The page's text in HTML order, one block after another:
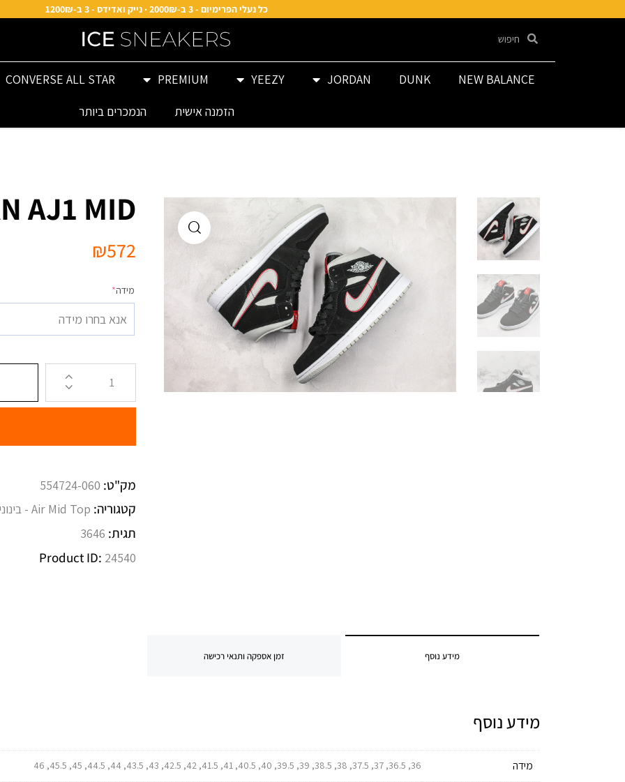
כל נעלי הפרימיום - 3 ב-2000₪ · נייק ואדידס - 3 ב-1200₪
NEW BALANCE
DUNK
JORDAN
YEEZY
PREMIUM
CONVERSE ALL STAR
הזמנה אישית
הנמכרים ביותר
AJ1 MID
₪572
מידה*
אנא בחרו מידה
מק"ט: 554724-060
קטגוריה: Air Mid Top - בינוניות
תגית: 3646
Product ID: 24540
מידע נוסף זמן אספקה ותנאי רכישה
מידע נוסף
מידה 36, 36.5, 37, 37.5, 38, 38.5, 39, 39.5, 40, 40.5, 41, 41.5, 42, 42.5, 43, 43.5, 44, 44.5, 45, 45.5, 46